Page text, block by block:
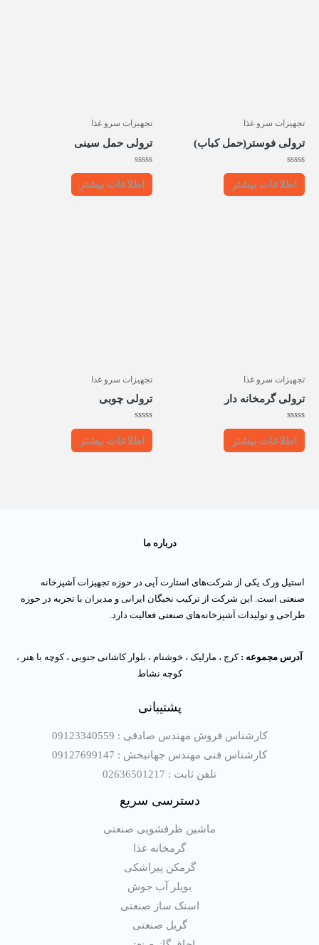
تجهیزات سرو غذا
ترولی فوستر(حمل کباب)
امتیاز
5
اطلاعات بیشتر
تجهیزات سرو غذا
ترولی حمل سینی
امتیاز
5
اطلاعات بیشتر
تجهیزات سرو غذا
ترولی گرمخانه دار
امتیاز
5
اطلاعات بیشتر
تجهیزات سرو غذا
ترولی چوبی
امتیاز
5
اطلاعات بیشتر
درباره ما
استیل ورک یکی از شرکت‌های استارت آپی در حوزه تجهیزات آشپزخانه
صنعتی است. این شرکت از ترکیب نخبگان ایرانی و مدیران با تجربه در حوزه
طراحی و تولیدات آشپزخانه‌های صنعتی فعالیت دارد.
آدرس مجموعه : کرج ، مارلیک ، خوشنام ، بلوار کاشانی جنوبی ، کوچه با هنر ،
کوچه نشاط
پشتیبانی
کارشناس فروش مهندس صادقی : 09123340559
کارشناس فنی مهندس جهانبخش : 09127699147
تلفن ثابت : 02636501217
دسترسی سریع
ماشین ظرفشویی صنعتی
گرمخانه غذا
گرمکن پیراشکی
بویلر آب جوش
اسنک ساز صنعتی
گریل صنعتی